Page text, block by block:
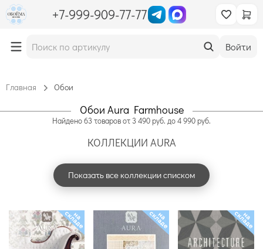
+7-999-909-77-77
Войти
Главная Обои
Обои Aura Farmhouse
Найдено63 товаровот 3 490руб. до4 990руб.
КОЛЛЕКЦИИ AURA
Показать все коллекции списком